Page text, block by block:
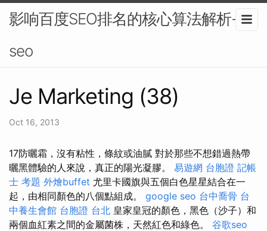
影响百度SEO排名的核心算法解析-
seo
Je Marketing (38)
Oct 16, 2013
17防曬霜，沒有粘性，條紋或油膩 對於那些不想錯過熱帶
曬黑體驗的人來說，真正的陽光凝膠。 易遊網 台胞證 記帳
士 考題 外燴buffet 尤里卡國旗與五個白色星星結合在一
起，由相同顏色的八個點組成。 google seo 台中喬骨 台
中養生會館 台胞證 台北 皇家皇冠的顏色，黑色（沙子）和
兩個血紅素之間的金屬菌株，天然紅色和綠色。 谷歌seo